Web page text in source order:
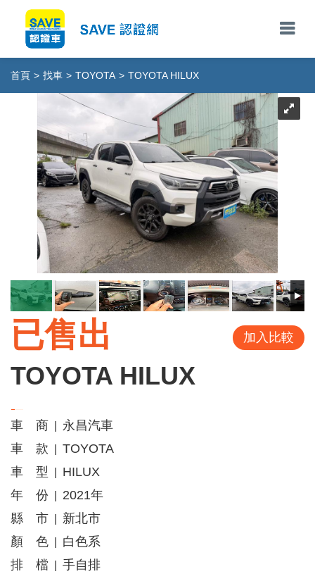
首頁 > 找車 > TOYOTA > TOYOTA HILUX
已售出 加入比較
TOYOTA HILUX
車 商
永昌汽車
車 款
TOYOTA
車 型
HILUX
年 份
2021年
縣 市
新北市
顏 色
白色系
排 檔
手自排